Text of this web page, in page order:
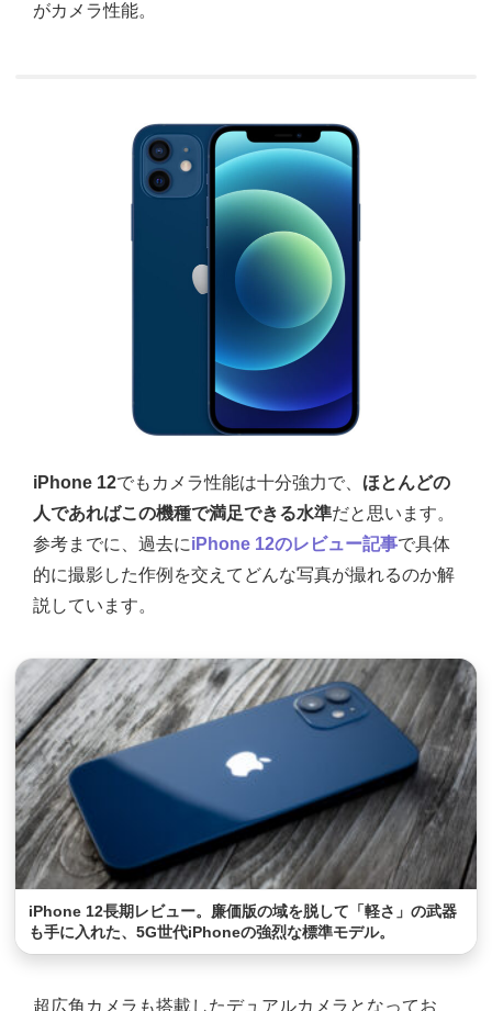
がカメラ性能。
iPhone 12でもカメラ性能は十分強力で、 ほとんどの
人であればこの機種で満足できる水準だと思います。
参考までに、過去にiPhone 12のレビュー記事で具体
的に撮影した作例を交えてどんな写真が撮れるのか解
説しています。
iPhone 12長期レビュー。廉価版の域を脱して「軽さ」の武器
も手に入れた、5G世代iPhoneの強烈な標準モデル。
超広角カメラも搭載したデュアルカメラとなってお